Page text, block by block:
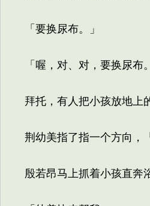
「要换尿布。」
「喔，对、对，要换尿布
拜托，有人把小孩放地上
荆幼美指了指一个方向，
殷若昂马上抓着小孩直